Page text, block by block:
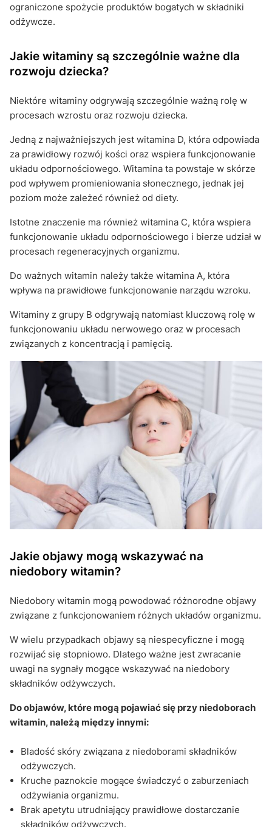
ograniczone spożycie produktów bogatych w składniki
odżywcze.
Jakie witaminy są szczególnie ważne dla
rozwoju dziecka?
Niektóre witaminy odgrywają szczególnie ważną rolę w
procesach wzrostu oraz rozwoju dziecka.
Jedną z najważniejszych jest witamina D, która odpowiada
za prawidłowy rozwój kości oraz wspiera funkcjonowanie
układu odpornościowego. Witamina ta powstaje w skórze
pod wpływem promieniowania słonecznego, jednak jej
poziom może zależeć również od diety.
Istotne znaczenie ma również witamina C, która wspiera
funkcjonowanie układu odpornościowego i bierze udział w
procesach regeneracyjnych organizmu.
Do ważnych witamin należy także witamina A, która
wpływa na prawidłowe funkcjonowanie narządu wzroku.
Witaminy z grupy B odgrywają natomiast kluczową rolę w
funkcjonowaniu układu nerwowego oraz w procesach
związanych z koncentracją i pamięcią.
Jakie objawy mogą wskazywać na
niedobory witamin?
Niedobory witamin mogą powodować różnorodne objawy
związane z funkcjonowaniem różnych układów organizmu.
W wielu przypadkach objawy są niespecyficzne i mogą
rozwijać się stopniowo. Dlatego ważne jest zwracanie
uwagi na sygnały mogące wskazywać na niedobory
składników odżywczych.
Do objawów, które mogą pojawiać się przy niedoborach
witamin, należą między innymi:
Bladość skóry związana z niedoborami składników
odżywczych.
Kruche paznokcie mogące świadczyć o zaburzeniach
odżywiania organizmu.
Brak apetytu utrudniający prawidłowe dostarczanie
składników odżywczych.